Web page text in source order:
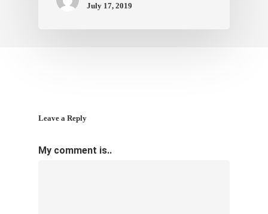
July 17, 2019
Leave a Reply
My comment is..